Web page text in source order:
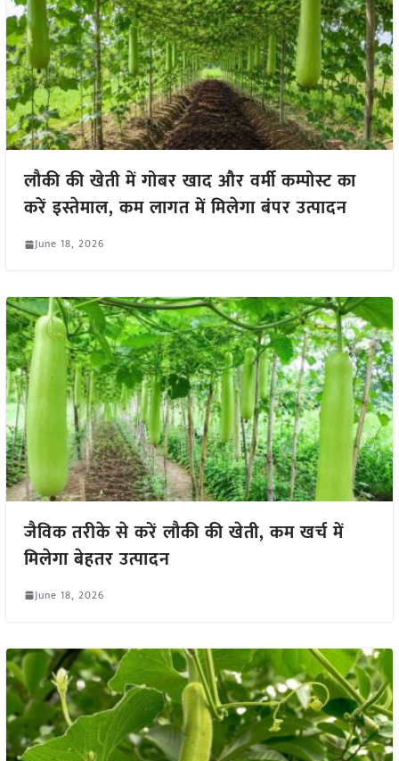
लौकी की खेती में गोबर खाद और वर्मी कम्पोस्ट का
करें इस्तेमाल, कम लागत में मिलेगा बंपर उत्पादन
June 18, 2026
जैविक तरीके से करें लौकी की खेती, कम खर्च में
मिलेगा बेहतर उत्पादन
June 18, 2026